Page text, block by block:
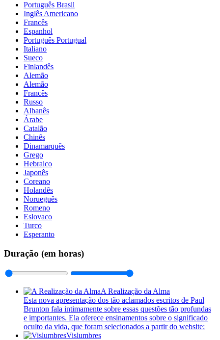
Português Brasil
Inglês Americano
Francês
Espanhol
Português Portugual
Italiano
Sueco
Finlandês
Alemão
Alemão
Francês
Russo
Albanês
Árabe
Catalão
Chinês
Dinamarquês
Grego
Hebraico
Japonês
Coreano
Holandês
Norueguês
Romeno
Eslovaco
Turco
Esperanto
Duração (em horas)
A Realização da Alma
Esta nova apresentação dos tão aclamados escritos de Paul
Brunton fala intimamente sobre essas questões tão profundas
e importantes. Ela oferece ensinamentos sobre o significado
oculto da vida, que foram selecionados a partir do website:
Vislumbres